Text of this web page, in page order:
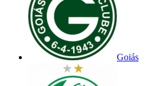
Goiás